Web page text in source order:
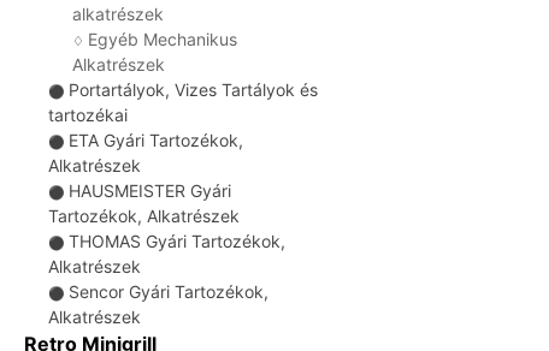
alkatrészek
♢ Egyéb Mechanikus
Alkatrészek
⚫ Portartályok, Vizes Tartályok és
tartozékai
⚫ ETA Gyári Tartozékok,
Alkatrészek
⚫ HAUSMEISTER Gyári
Tartozékok, Alkatrészek
⚫ THOMAS Gyári Tartozékok,
Alkatrészek
⚫ Sencor Gyári Tartozékok,
Alkatrészek
Retro Minigrill